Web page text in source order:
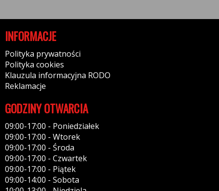
INFORMACJE
Polityka prywatności
Polityka cookies
Klauzula informacyjna RODO
Reklamacje
GODZINY OTWARCIA
09:00-17:00 - Poniedziałek
09:00-17:00 - Wtorek
09:00-17:00 - Środa
09:00-17:00 - Czwartek
09:00-17:00 - Piątek
09:00-14:00 - Sobota